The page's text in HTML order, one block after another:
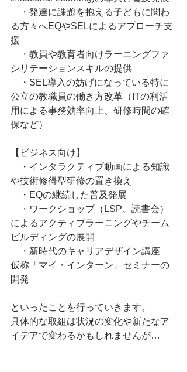
・発達に課題を抱える子どもに関わ
る方々へEQやSELによるアプローチ支
援
・教員や教育者向けラーニングファ
シリテーションスキルの提供
・SEL導入の妨げになっている特に
公立の教職員の働き方改革（ITの利活
用による事務効率向上、研修時間の確
保など）
【ビジネス向け】
・インタラクティブ動画による知識
や技術修得型研修の置き換え
・EQの継続した普及発展
・ワークショップ（LSP、読書会）
によるアクティブラーニングやチーム
ビルディングの展開
・新時代のキャリアデザイン講座
仮称「マイ・インターン」セミナーの
開発
といったことを行っていきます。
具体的な取組は状況の変化や新たなア
イデアで変わるかもしれませんが…